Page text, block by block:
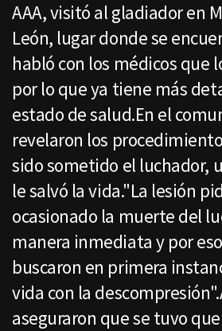
AAA, visitó al gladiador en
León, lugar donde se
habló con los médicos que
por lo que ya tiene más
estado de salud.En el
revelaron los
sido sometido el luchador,
le salvó la vida."La lesión
ocasionado la muerte del
manera inmediata y por
buscaron en primera
vida con la
aseguraron que se tuvo